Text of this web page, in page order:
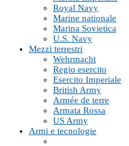
Royal Navy
Marine nationale
Marina Sovietica
U.S. Navy
Mezzi terrestri
Wehrmacht
Regio esercito
Esercito Imperiale
British Army
Armée de terre
Armata Rossa
US Army
Armi e tecnologie